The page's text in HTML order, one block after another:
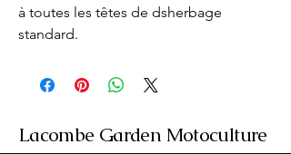
à toutes les têtes de dsherbage
standard.
Lacombe Garden Motoculture